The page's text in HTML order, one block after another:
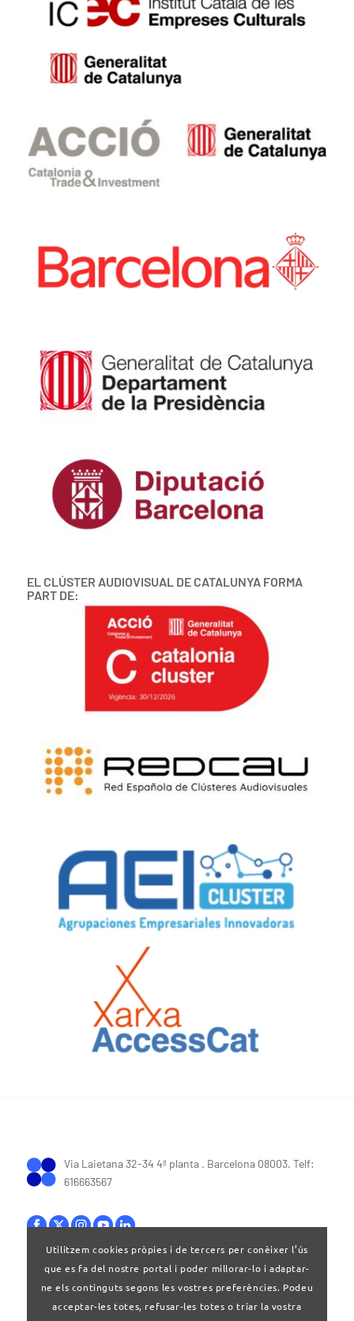
EL CLÚSTER AUDIOVISUAL DE CATALUNYA FORMA
PART DE:
Via Laietana 32-34 4ª planta . Barcelona 08003. Telf:
616663567
Bases legals |Política de privacitat
Utilitzem cookies pròpies i de tercers per conèixer l’ús
que es fa del nostre portal i poder millorar-lo i adaptar-
ne els continguts segons les vostres preferències. Podeu
acceptar-les totes, refusar-les totes o triar la vostra